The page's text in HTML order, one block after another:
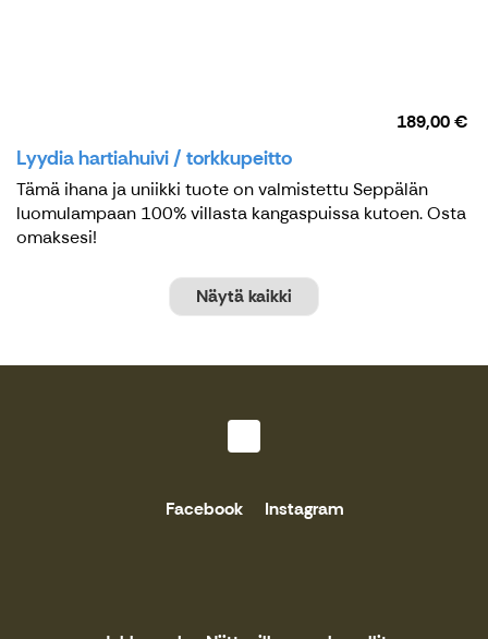
189,00 €
Lyydia hartiahuivi / torkkupeitto
Tämä ihana ja uniikki tuote on valmistettu Seppälän
luomulampaan 100% villasta kangaspuissa kutoen. Osta
omaksesi!
Näytä kaikki
Facebook Instagram